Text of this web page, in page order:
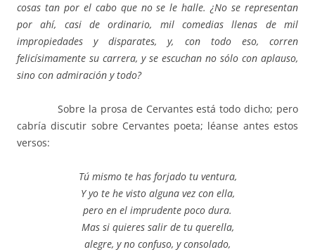
cosas tan por el cabo que no se le halle. ¿No se representan
por ahí, casi de ordinario, mil comedias llenas de mil
impropiedades y disparates, y, con todo eso, corren
felicísimamente su carrera, y se escuchan no sólo con aplauso,
sino con admiración y todo?
Sobre la prosa de Cervantes está todo dicho; pero
cabría discutir sobre Cervantes poeta; léanse antes estos
versos:
Tú mismo te has forjado tu ventura,
Y yo te he visto alguna vez con ella,
pero en el imprudente poco dura.
Mas si quieres salir de tu querella,
alegre, y no confuso, y consolado,